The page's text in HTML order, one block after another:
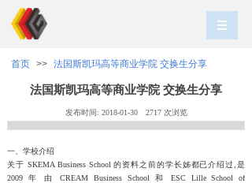
首页 >> 法国斯凯玛高等商业学院 交换生分享
法国斯凯玛高等商业学院 交换生分享
发布时间: 2018-01-30 2717 次浏览
一、学校介绍
关于 SKEMA Business School 的资料之前的学长姊都已介绍过,是
2009 年 由 CREAM Business School 和 ESC Lille School of